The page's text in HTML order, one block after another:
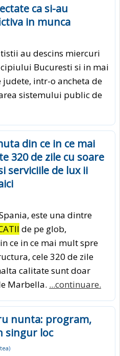
ca si-au
in munca
au descins miercuri
Bucuresti si in mai
judete, intr-o ancheta de
sistemului public de
din ce in ce mai
320 de zile cu soare
serviciile de lux ii
este una dintre
de pe glob,
ce in ce mai mult spre
cele 320 de zile
calitate sunt doar
Marbella. ...continuare.
nunta: program,
singur loc
)